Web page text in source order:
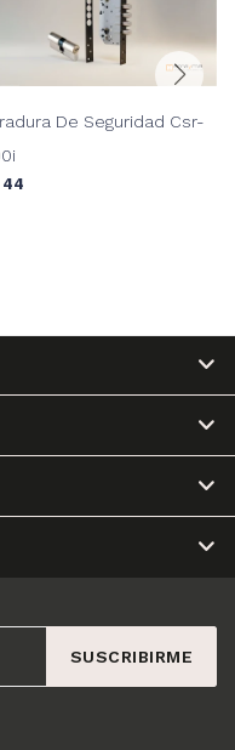
De Seguridad Csr-
44
SUSCRIBIRME